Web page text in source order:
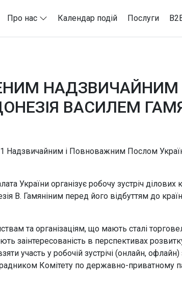
Про нас Календар подій Послуги
ВАСИЛЕМ
Надзвичайним і Повноважним Послом
України організує робочу зустріч ділових
В. Гамяніним перед його відбуттям до
та організаціям, що мають сталі
заінтересованість в перспективах
участь у робочій зустрічі (онлайн,
Комітету по державно-приватному